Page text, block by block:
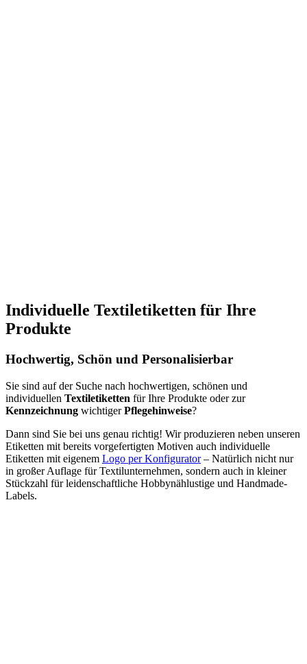
Individuelle Textiletiketten für Ihre
Produkte
Hochwertig, Schön und Personalisierbar
Sie sind auf der Suche nach hochwertigen, schönen und
individuellen Textiletiketten für Ihre Produkte oder zur
Kennzeichnung wichtigerPflegehinweise?
Dann sind Sie bei uns genau richtig! Wir produzieren neben unseren
Etiketten mit bereits vorgefertigten Motiven auch individuelle
Etiketten mit eigenem Logo per Konfigurator– Natürlich nicht nur
in großer Auflage für Textilunternehmen, sondern auch in kleiner
Stückzahl für leidenschaftliche Hobbynählustige und Handmade-
Labels.